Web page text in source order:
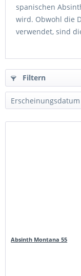
spanischen
wird. Obwohl die
verwendet, sind
Filtern
Absinth Montana 55